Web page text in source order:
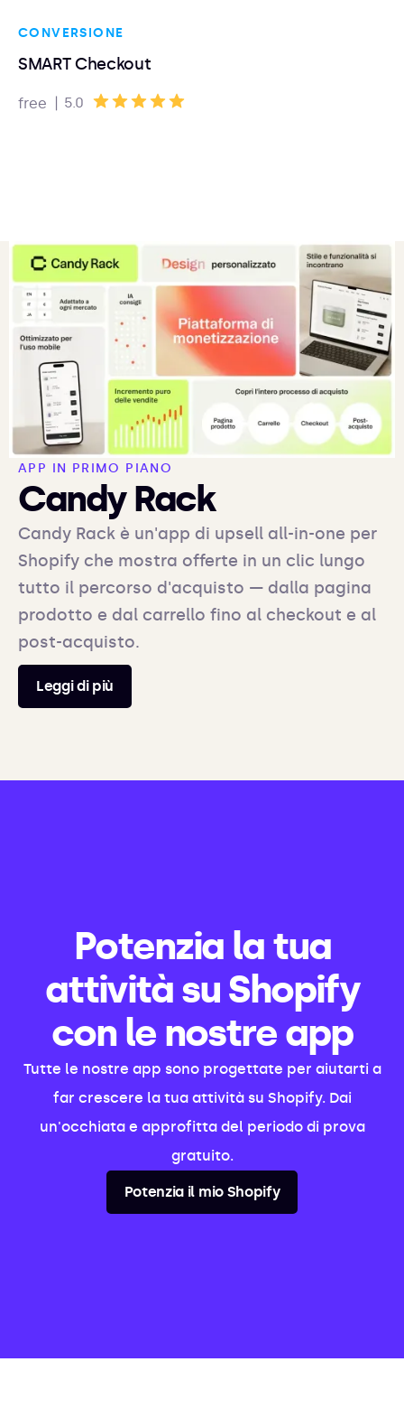
CONVERSIONE
SMART Checkout
free | 5.0
APP IN PRIMO PIANO
Candy Rack
Candy Rack è un'app di upsell all-in-one per
Shopify che mostra offerte in un clic lungo
tutto il percorso d'acquisto — dalla pagina
prodotto e dal carrello fino al checkout e al
post-acquisto.
Leggi di più
Potenzia la tua
attività su Shopify
con le nostre app
Tutte le nostre app sono progettate per aiutarti a
far crescere la tua attività su Shopify. Dai
un'occhiata e approfitta del periodo di prova
gratuito.
Potenzia il mio Shopify